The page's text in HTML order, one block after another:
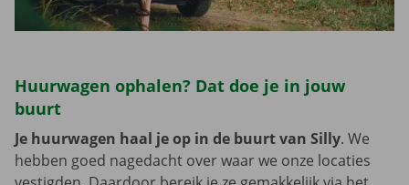
Huurwagen ophalen? Dat doe je in jouw
buurt
Je huurwagen haal je op in de buurt van Silly. We
hebben goed nagedacht over waar we onze locaties